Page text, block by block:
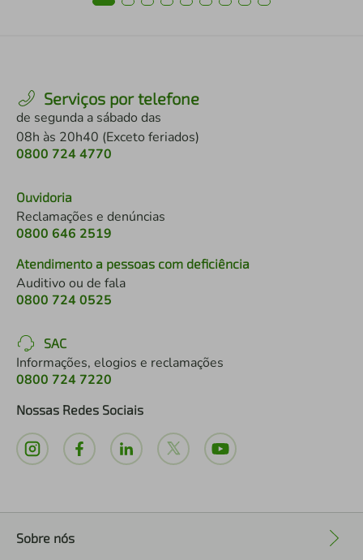
Serviços por telefone
de segunda a sábado das
08h às 20h40 (Exceto feriados)
0800 724 4770
Ouvidoria
Reclamações e denúncias
0800 646 2519
Atendimento a pessoas com deficiência
Auditivo ou de fala
0800 724 0525
SAC
Informações, elogios e reclamações
0800 724 7220
Nossas Redes Sociais
Sobre nós